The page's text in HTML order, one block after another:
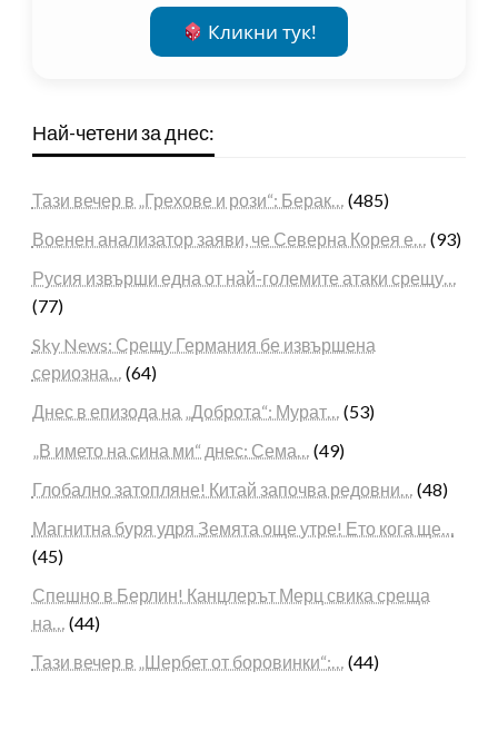
Кликни тук!
Най-четени за днес:
Тази вечер в „Грехове и рози“: Берак… (485)
Военен анализатор заяви, че Северна Корея е… (93)
Русия извърши една от най-големите атаки срещу…
(77)
Sky News: Срещу Германия бе извършена
сериозна… (64)
Днес в епизода на „Доброта“: Мурат… (53)
„В името на сина ми“ днес: Сема… (49)
Глобално затопляне! Китай започва редовни… (48)
Магнитна буря удря Земята още утре! Ето кога ще…
(45)
Спешно в Берлин! Канцлерът Мерц свика среща
на… (44)
Тази вечер в „Шербет от боровинки“:… (44)